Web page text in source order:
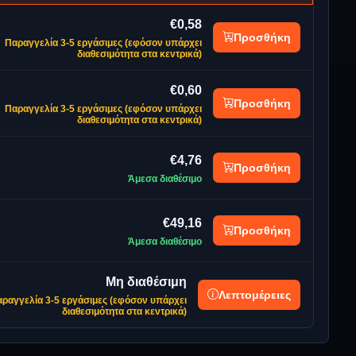
€0,58
Παραγγελία 3-5 εργάσιμες (εφόσον υπάρχει
διαθεσιμότητα στα κεντρικά)
Προσθήκη
€0,60
Παραγγελία 3-5 εργάσιμες (εφόσον υπάρχει
διαθεσιμότητα στα κεντρικά)
Προσθήκη
€4,76
Άμεσα διαθέσιμο
Προσθήκη
€49,16
Άμεσα διαθέσιμο
Προσθήκη
Μη διαθέσιμη
3-5 εργάσιμες (εφόσον υπάρχει
διαθεσιμότητα στα κεντρικά)
Λεπτομέρειες